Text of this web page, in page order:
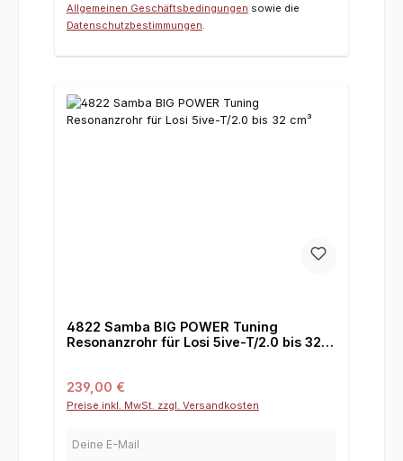
Allgemeinen Geschäftsbedingungen sowie die
Datenschutzbestimmungen
4822 Samba BIG POWER Tuning
Resonanzrohr für Losi 5ive-T/2.0 bis 32
Regulärer Preis:
239,00 €
Preise inkl. MwSt. zzgl. Versandkosten